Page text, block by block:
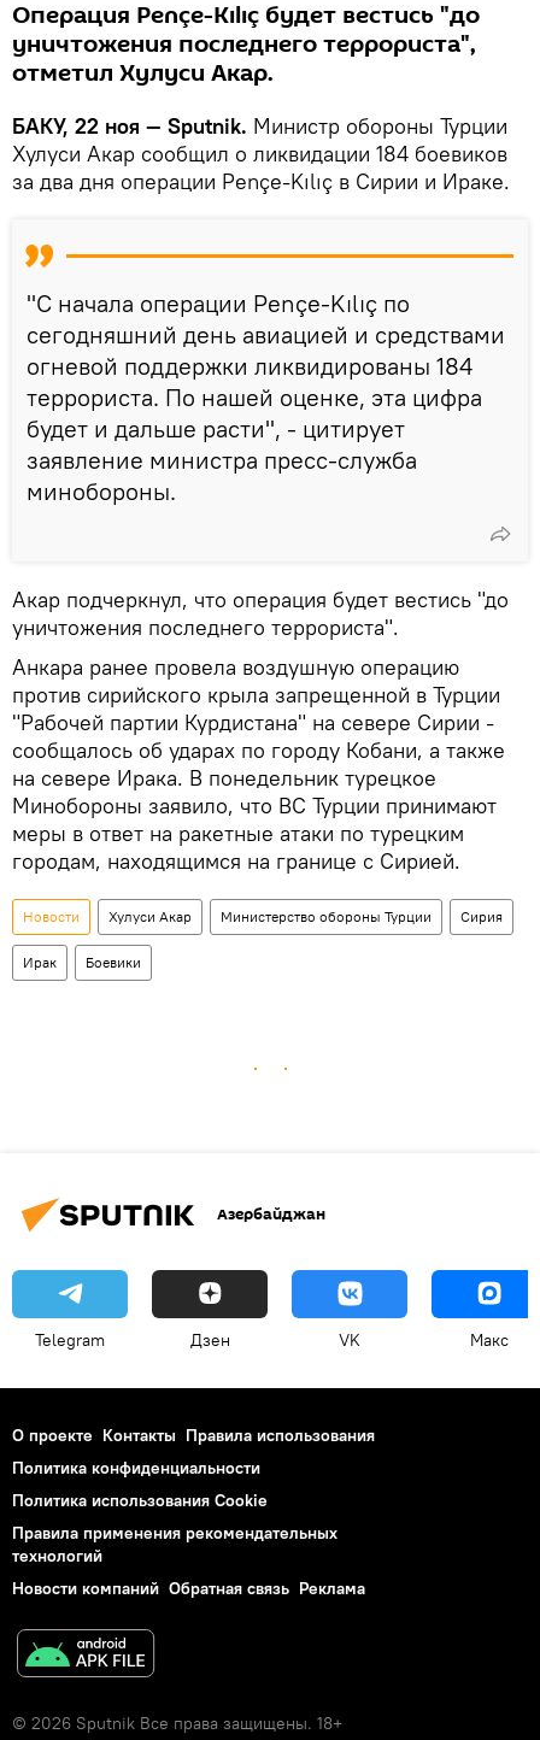
Операция Pençe-Kılıç будет вестись "до
уничтожения последнего террориста",
отметил Хулуси Акар.
БАКУ, 22 ноя — Sputnik. Министр обороны Турции
Хулуси Акар сообщил о ликвидации 184 боевиков
за два дня операции Pençe-Kılıç в Сирии и Ираке.
"С начала операции Pençe-Kılıç по
сегодняшний день авиацией и средствами
огневой поддержки ликвидированы 184
террориста. По нашей оценке, эта цифра
будет и дальше расти", - цитирует
заявление министра пресс-служба
минобороны.
Акар подчеркнул, что операция будет вестись "до
уничтожения последнего террориста".
Анкара ранее провела воздушную операцию
против сирийского крыла запрещенной в Турции
"Рабочей партии Курдистана" на севере Сирии -
сообщалось об ударах по городу Кобани, а также
на севере Ирака. В понедельник турецкое
Минобороны заявило, что ВС Турции принимают
меры в ответ на ракетные атаки по турецким
городам, находящимся на границе с Сирией.
Новости Хулуси Акар Министерство обороны Турции Сирия
Ирак Боевики
Азербайджан
Telegram Дзен VK Макс
О проекте Контакты Правила использования
Политика конфиденциальности
Политика использования Cookie
Правила применения рекомендательных
технологий
Новости компаний Обратная связь Реклама
© 2026 Sputnik Все права защищены. 18+